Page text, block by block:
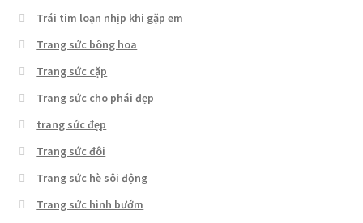
Trái tim loạn nhịp khi gặp em
Trang sức bông hoa
Trang sức cặp
Trang sức cho phái đẹp
trang sức đẹp
Trang sức đôi
Trang sức hè sôi động
Trang sức hình bướm